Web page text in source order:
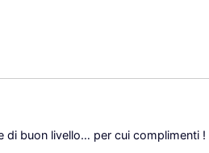
di buon livello… per cui complimenti !